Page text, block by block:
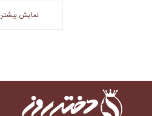
نمایش بیشتر